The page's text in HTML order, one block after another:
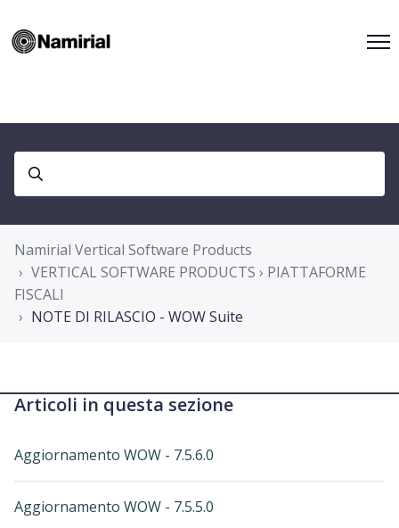
Namirial Vertical Software Products
VERTICAL SOFTWARE PRODUCTS › PIATTAFORME
FISCALI
NOTE DI RILASCIO - WOW Suite
Articoli in questa sezione
Aggiornamento WOW - 7.5.6.0
Aggiornamento WOW - 7.5.5.0